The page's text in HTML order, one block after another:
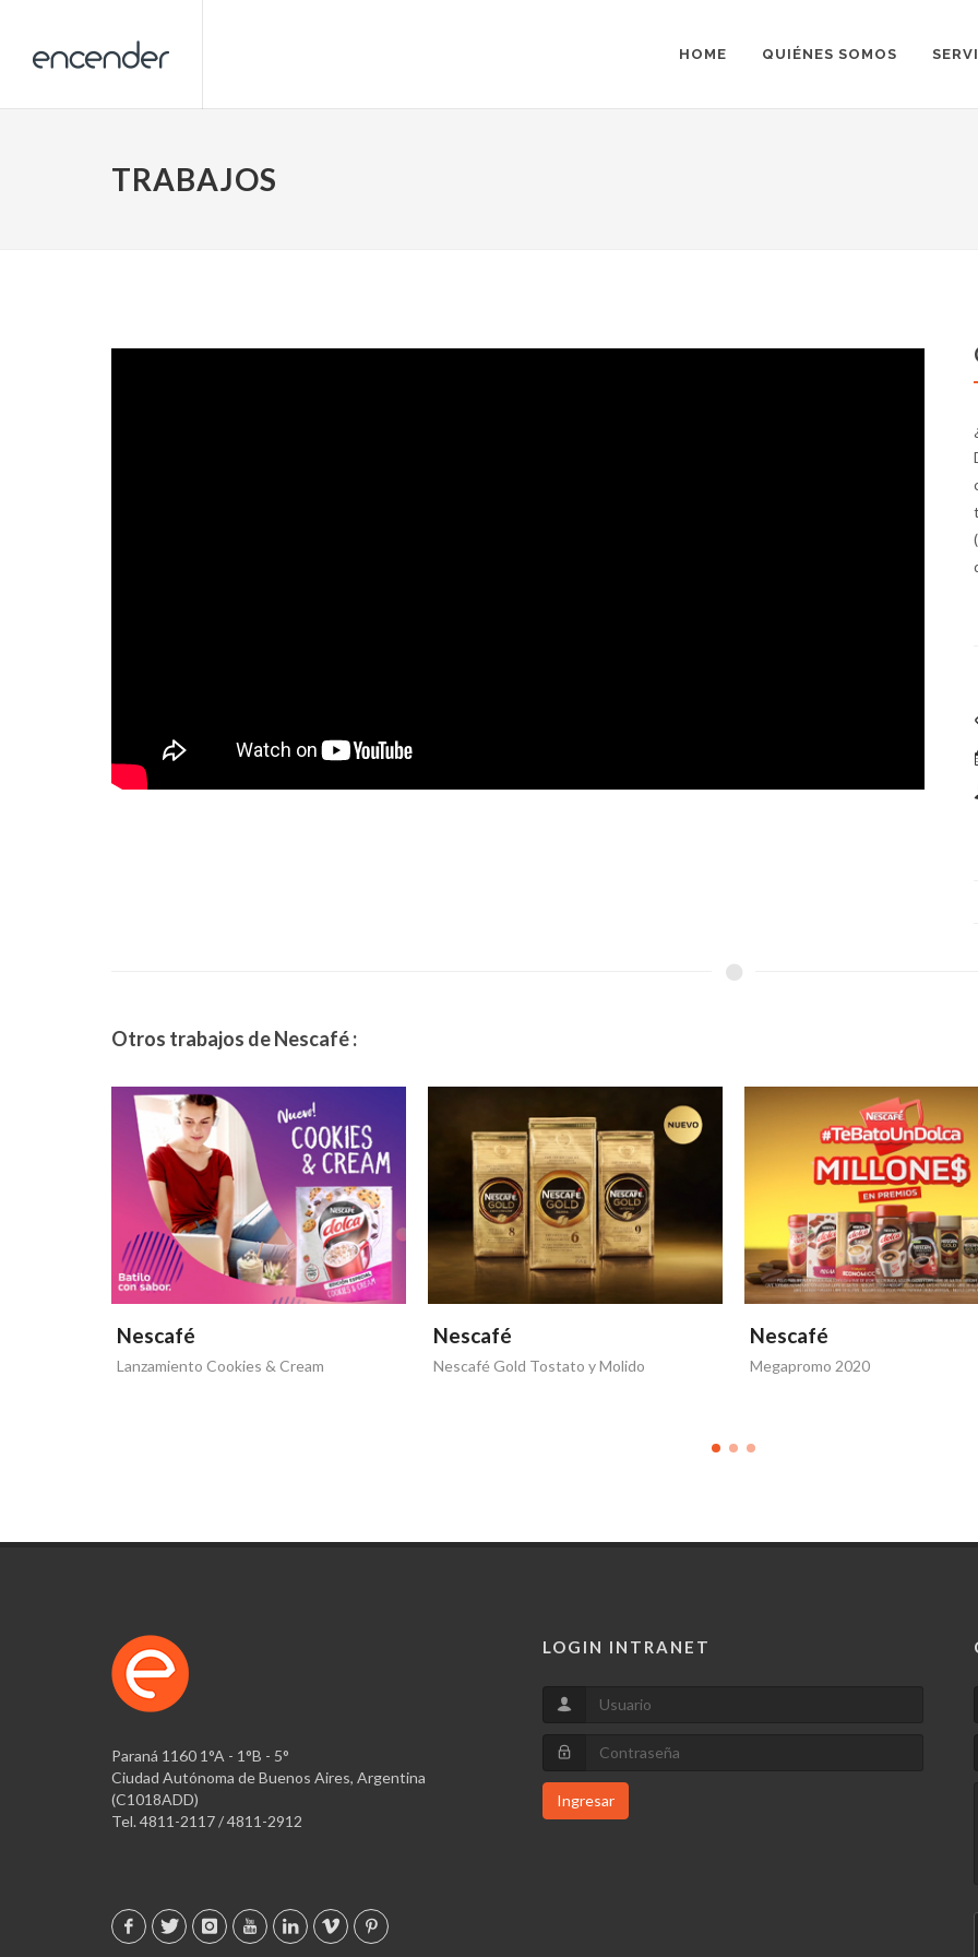
HOME QUIÉNES SOMOS
TRABAJOS
Otros trabajos de Nescafé :
Nescafé
Lanzamiento Cookies & Cream
Nescafé
Nescafé Gold Tostato y Molido
Nescafé
Megapromo 2020
Paraná 1160 1°A - 1°B - 5°
Ciudad Autónoma de Buenos Aires, Argentina
(C1018ADD)
Tel. 4811-2117 / 4811-2912
LOGIN INTRANET
Ingresar